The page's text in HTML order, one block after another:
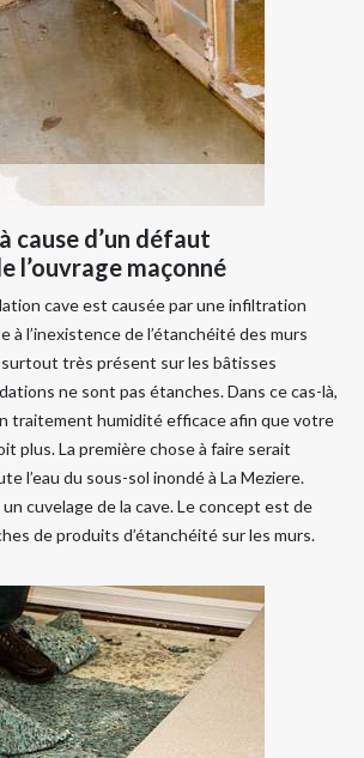
cause d’un défaut
l’ouvrage maçonné
cave est causée par une infiltration
à l’inexistence de l’étanchéité des murs
très présent sur les bâtisses
ne sont pas étanches. Dans ce cas-là,
traitement humidité efficace afin que votre
plus. La première chose à faire serait
l’eau du sous-sol inondé à La Meziere.
cuvelage de la cave. Le concept est de
de produits d’étanchéité sur les murs.